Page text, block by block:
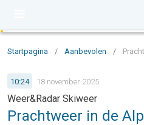
Startpagina / Aanbevolen /
10:24 18 november 2025
Weer&Radar Skiweer
Prachtweer in de